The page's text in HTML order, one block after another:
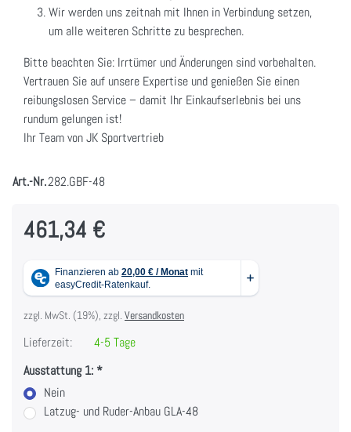
Wir werden uns zeitnah mit Ihnen in Verbindung setzen,
um alle weiteren Schritte zu besprechen.
Bitte beachten Sie: Irrtümer und Änderungen sind vorbehalten.
Vertrauen Sie auf unsere Expertise und genießen Sie einen
reibungslosen Service – damit Ihr Einkaufserlebnis bei uns
rundum gelungen ist!
Ihr Team von JK Sportvertrieb
Art.-Nr.282.GBF-48
461,34 €
zzgl. MwSt. (19%), zzgl. Versandkosten
Lieferzeit:
4-5 Tage
Ausstattung 1:
Nein
Latzug- und Ruder-Anbau GLA-48